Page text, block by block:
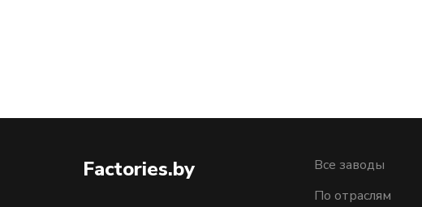
Factories.by
Все заводы
По отраслям